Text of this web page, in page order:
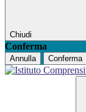
Chiudi
Conferma
Annulla Conferma